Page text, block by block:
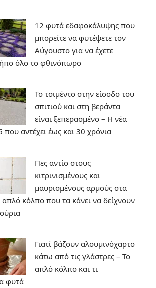
12 φυτά εδαφοκάλυψης που
μπορείτε να φυτέψετε τον
Αύγουστο για να έχετε
όλο το φθινόπωρο
Το τσιμέντο στην είσοδο του
σπιτιού και στη βεράντα
είναι ξεπερασμένο – Η νέα
που αντέχει έως και 30 χρόνια
Πες αντίο στους
κιτρινισμένους και
μαυρισμένους αρμούς στα
απλό κόλπο που τα κάνει να δείχνουν
Γιατί βάζουν αλουμινόχαρτο
κάτω από τις γλάστρες – Το
απλό κόλπο και τι
φυτά